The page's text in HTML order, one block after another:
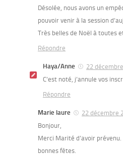
Désolée, nous avons un
pouvoir venir à la session
Très belles de Noël à toutes
Répondre
Haya/Anne
22
C’est noté, j’annule vos
Répondre
Marie laure
22 décembre
Bonjour,
Merci Marité d’avoir
bonnes fêtes.